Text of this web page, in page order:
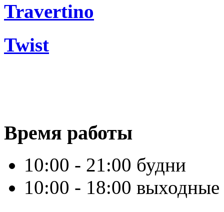
Travertino
Twist
Время работы
10:00 - 21:00 будни
10:00 - 18:00 выходные